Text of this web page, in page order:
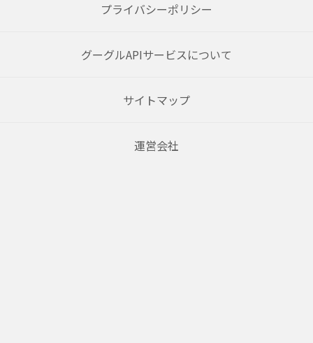
プライバシーポリシー
グーグルAPIサービスについて
サイトマップ
運営会社